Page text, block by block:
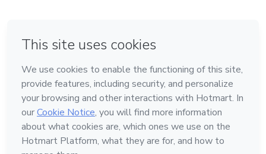
Feito com ❤ em Bogotá
Conheça a Hotmart
Idioma